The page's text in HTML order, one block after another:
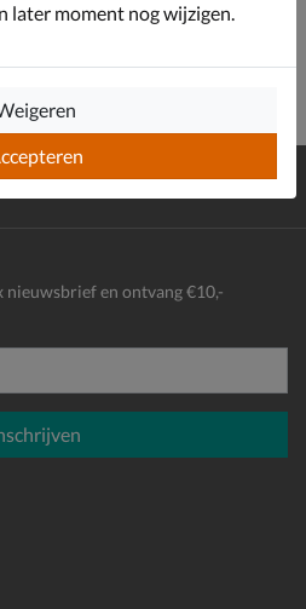
en ontvang €10,-
later moment nog wijzigen.